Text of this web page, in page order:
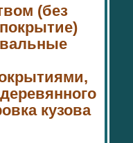
(без
кузова